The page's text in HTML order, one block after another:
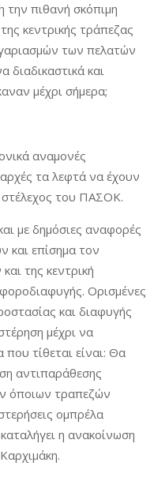
την πιθανή σκόπιμη
κεντρικής τράπεζας
των πελατών
και
μέχρι σήμερα;
αναμονές
τα λεφτά να έχουν
στέλεχος του ΠΑΣΟΚ.
με δημόσιες αναφορές
και επίσημα τον
της κεντρική
Ορισμένες
και διαφυγής
μέχρι να
τίθεται είναι: Θα
αντιπαράθεσης
όποιων τραπεζών
ομπρέλα
η ανακοίνωση